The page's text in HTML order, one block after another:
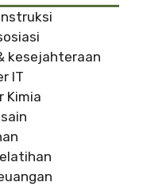
kesejahteraan
IT
Kimia